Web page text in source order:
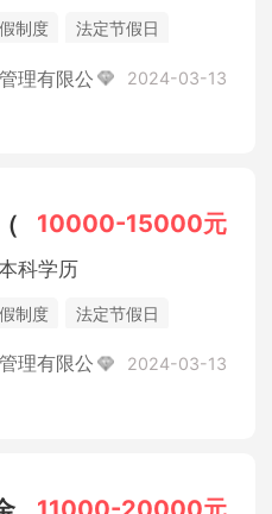
制度
法定节假日
理有限公 2024-03-13
10000-15000元
科学历
制度
法定节假日
理有限公 2024-03-13